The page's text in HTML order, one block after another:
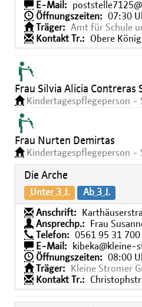
E-Mail:
Öffnungszeiten:
07:30
Träger:
Amt für Schule
Kontakt Tr.:
Obere
Frau Silvia Alicia Contreras
Kindertagespflegeperson
Frau Nurten Demirtas
Kindertagespflegeperson
Die Arche
Unter 3 J. Ab 3 J.
Anschrift:
Ansprechp.:
Frau
Telefon:
0561 95 31 700
E-Mail:
kibeka@kleine-
Öffnungszeiten:
08:00
Träger:
Kleine Stromer
Kontakt Tr.: